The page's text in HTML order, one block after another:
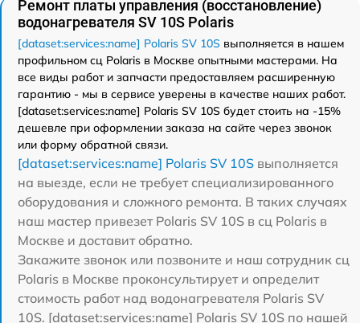
Ремонт платы управления (восстановление)
водонагревателя SV 10S Polaris
[dataset:services:name] Polaris SV 10S выполняется в нашем
профильном сц Polaris в Москве опытными мастерами. На
все виды работ и запчасти предоставляем расширенную
гарантию - мы в сервисе уверены в качестве наших работ.
[dataset:services:name] Polaris SV 10S будет стоить на -15%
дешевле при оформлении заказа на сайте через звонок
или форму обратной связи.
[dataset:services:name] Polaris SV 10S выполняется
на выезде, если не требует специализированного
оборудования и сложного ремонта. В таких случаях
наш мастер привезет Polaris SV 10S в сц Polaris в
Москве и доставит обратно.
Закажите звонок или позвоните и наш сотрудник сц
Polaris в Москве проконсультирует и определит
стоимость работ над водонагревателя Polaris SV
10S. [dataset:services:name] Polaris SV 10S по нашей